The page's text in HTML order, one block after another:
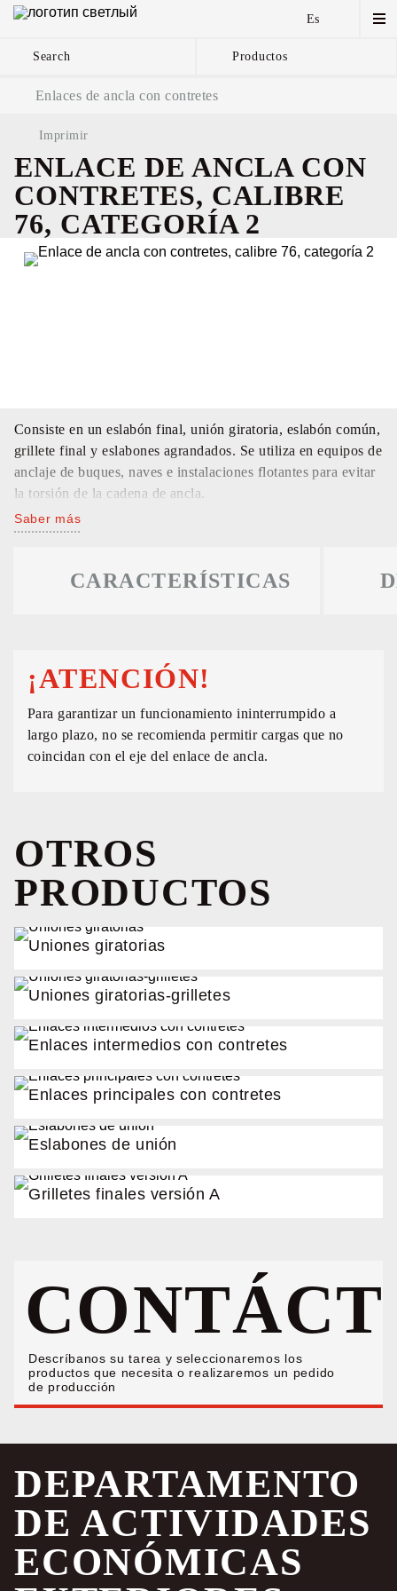
Es
Search Productos
componentes
Enlaces de ancla con contretes
Imprimir
ENLACE DE ANCLA CON
CONTRETES, CALIBRE
76, CATEGORÍA 2
Consiste en un eslabón final, unión giratoria, eslabón común,
grillete final y eslabones agrandados. Se utiliza en equipos de
anclaje de buques, naves e instalaciones flotantes para evitar
la torsión de la cadena de ancla.
Saber más
CARACTERÍSTICAS
¡ATENCIÓN!
Para garantizar un funcionamiento ininterrumpido a
largo plazo, no se recomienda permitir cargas que no
coincidan con el eje del enlace de ancla.
OTROS
PRODUCTOS
Uniones giratorias
Uniones giratorias-grilletes
Enlaces intermedios con contretes
Enlaces principales con contretes
Eslabones de unión
Grilletes finales versión A
Descríbanos su tarea y seleccionaremos los
productos que necesita o realizaremos un pedido
de producción
DEPARTAMENTO
DE ACTIVIDADES
ECONÓMICAS